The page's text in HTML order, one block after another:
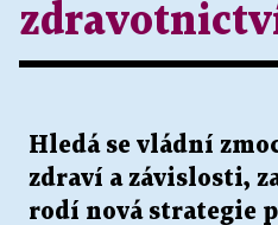
Hledá se vládní
zdraví a závislosti,
rodí nová strategie